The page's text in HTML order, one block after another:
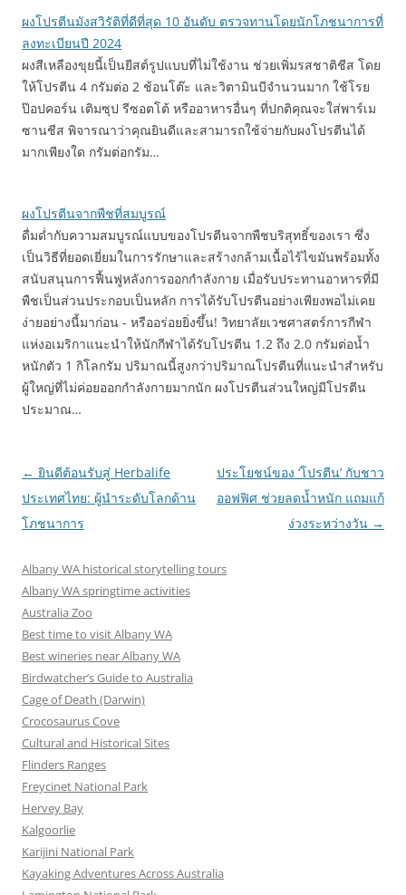
ผงโปรตีนมังสวิรัติที่ดีที่สุด 10 อันดับ ตรวจทานโดยนักโภชนาการที่
ลงทะเบียนปี 2024
ผงสีเหลืองขุยนี้เป็นยีสต์รูปแบบที่ไม่ใช้งาน ช่วยเพิ่มรสชาติชีส โดย
ให้โปรตีน 4 กรัมต่อ 2 ช้อนโต๊ะ และวิตามินบีจำนวนมาก ใช้โรย
ป๊อปคอร์น เติมซุป รีซอตโต้ หรืออาหารอื่นๆ ที่ปกติคุณจะใส่พาร์เม
ซานชีส พิจารณาว่าคุณยินดีและสามารถใช้จ่ายกับผงโปรตีนได้
มากเพียงใด กรัมต่อกรัม…
ผงโปรตีนจากพืชที่สมบูรณ์
ดื่มด่ำกับความสมบูรณ์แบบของโปรตีนจากพืชบริสุทธิ์ของเรา ซึ่ง
เป็นวิธีที่ยอดเยี่ยมในการรักษาและสร้างกล้ามเนื้อไร้ไขมันพร้อมทั้ง
สนับสนุนการฟื้นฟูหลังการออกกำลังกาย เมื่อรับประทานอาหารที่มี
พืชเป็นส่วนประกอบเป็นหลัก การได้รับโปรตีนอย่างเพียงพอไม่เคย
ง่ายอย่างนี้มาก่อน - หรืออร่อยยิ่งขึ้น! วิทยาลัยเวชศาสตร์การกีฬา
แห่งอเมริกาแนะนำให้นักกีฬาได้รับโปรตีน 1.2 ถึง 2.0 กรัมต่อน้ำ
หนักตัว 1 กิโลกรัม ปริมาณนี้สูงกว่าปริมาณโปรตีนที่แนะนำสำหรับ
ผู้ใหญ่ที่ไม่ค่อยออกกำลังกายมากนัก ผงโปรตีนส่วนใหญ่มีโปรตีน
ประมาณ…
Post
navigation
← ยินดีต้อนรับสู่ Herbalife
ประเทศไทย: ผู้นําระดับโลกด้าน
โภชนาการ
ประโยชน์ของ ‘โปรตีน’ กับชาว
ออฟฟิศ ช่วยลดน้ำหนัก แถมแก้
ง่วงระหว่างวัน →
Albany WA historical storytelling tours
Albany WA springtime activities
Australia Zoo
Best time to visit Albany WA
Best wineries near Albany WA
Birdwatcher’s Guide to Australia
Cage of Death (Darwin)
Crocosaurus Cove
Cultural and Historical Sites
Flinders Ranges
Freycinet National Park
Hervey Bay
Kalgoorlie
Karijini National Park
Kayaking Adventures Across Australia